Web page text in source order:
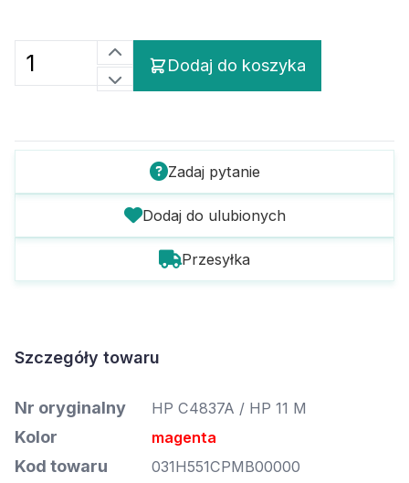
Dodaj do koszyka
Zadaj pytanie
Dodaj do ulubionych
Przesyłka
Szczegóły towaru
Nr oryginalny HP C4837A / HP 11 M
Kolor magenta
Kod towaru 031H551CPMB00000